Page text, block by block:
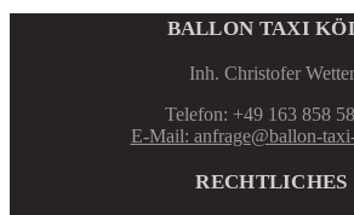
BALLON TAXI
Inh. Christofer Wetter
Telefon: +49 163 858
E-Mail: anfrage@ballon-
RECHTLICHES